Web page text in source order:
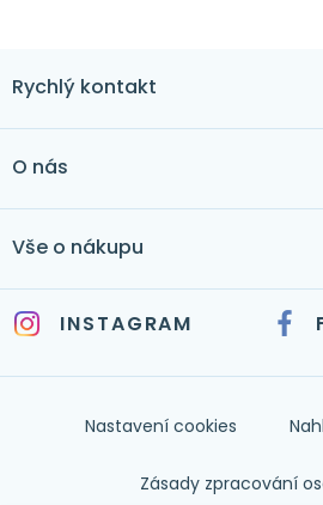
Rychlý kontakt
info@byt-tex.cz
O nás
Služby
Vše o nákupu
INSTAGRAM
Nastavení cookies
Zásady zpracování